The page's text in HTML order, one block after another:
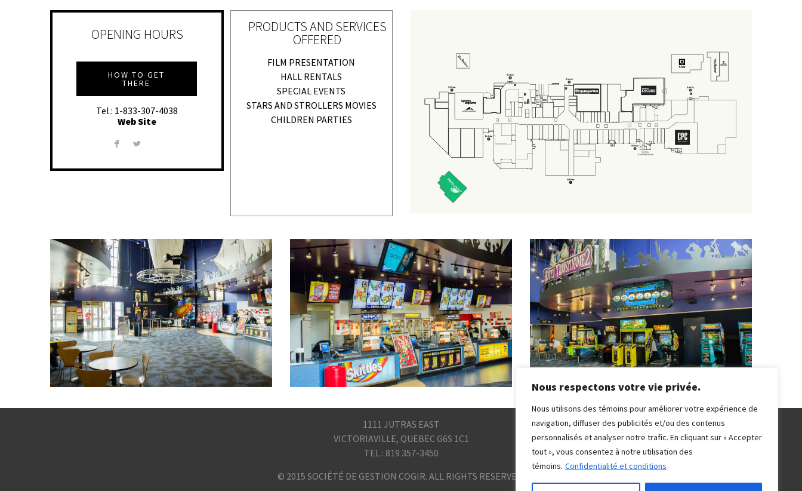
Nous respectons votre vie privée.
Nous utilisons des témoins pour améliorer votre expérience de
navigation, diffuser des publicités et/ou des contenus
personnalisés et analyser notre trafic. En cliquant sur « Accepter
tout », vous consentez à notre utilisation des
témoins. Confidentialité et conditions
OPENING HOURS
HOW TO GET
THERE
Tel.: 1-833-307-4038
Web Site
F L
PRODUCTS AND SERVICES
OFFERED
FILM PRESENTATION
HALL RENTALS
SPECIAL EVENTS
STARS AND STROLLERS MOVIES
CHILDREN PARTIES
1111 JUTRAS EAST
VICTORIAVILLE, QUEBEC G6S 1C1
TEL.: 819 357-3450
© 2015 SOCIÉTÉ DE GESTION COGIR. ALL RIGHTS RESERVED.